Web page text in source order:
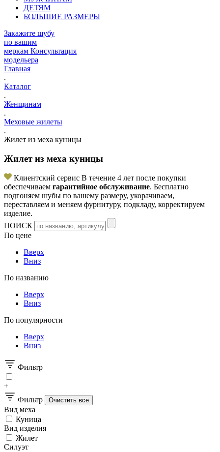
ДЕТЯМ
БОЛЬШИЕ РАЗМЕРЫ
Закажите шубу
по вашим
меркам Консультация
модельера
Главная
.
Каталог
.
Женщинам
.
Меховые жилеты
.
Жилет из меха куницы
Жилет из меха куницы
Клиентский сервис В течение 4 лет после покупки
обеспечиваем гарантийное обслуживание. Бесплатно
подгоняем шубы по вашему размеру, укорачиваем,
переставляем и меняем фурнитуру, подкладу, корректируем
изделие.
ПОИСК
По цене
Вверх
Вниз
По названию
Вверх
Вниз
По популярности
Вверх
Вниз
Фильтр
+
Фильтр
Вид меха
Куница
Вид изделия
Жилет
Силуэт